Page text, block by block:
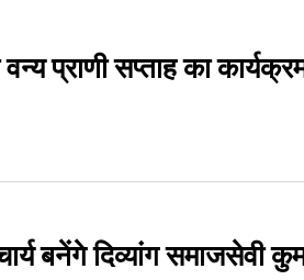
वन्य प्राणी सप्ताह का
बनेंगे दिव्यांग समाजसेवी